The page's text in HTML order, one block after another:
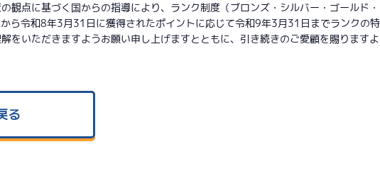
績
企画番組
出目データ
スター候補選手
施設案
観点に基づく国からの指導により、ランク制度（ブロンズ・シルバー・ゴールド
ら令和8年3月31日に獲得されたポイントに応じて令和9年3月31日までランクの特
をいただきますようお願い申し上げますとともに、引き続きのご愛顧を賜りますよ
る